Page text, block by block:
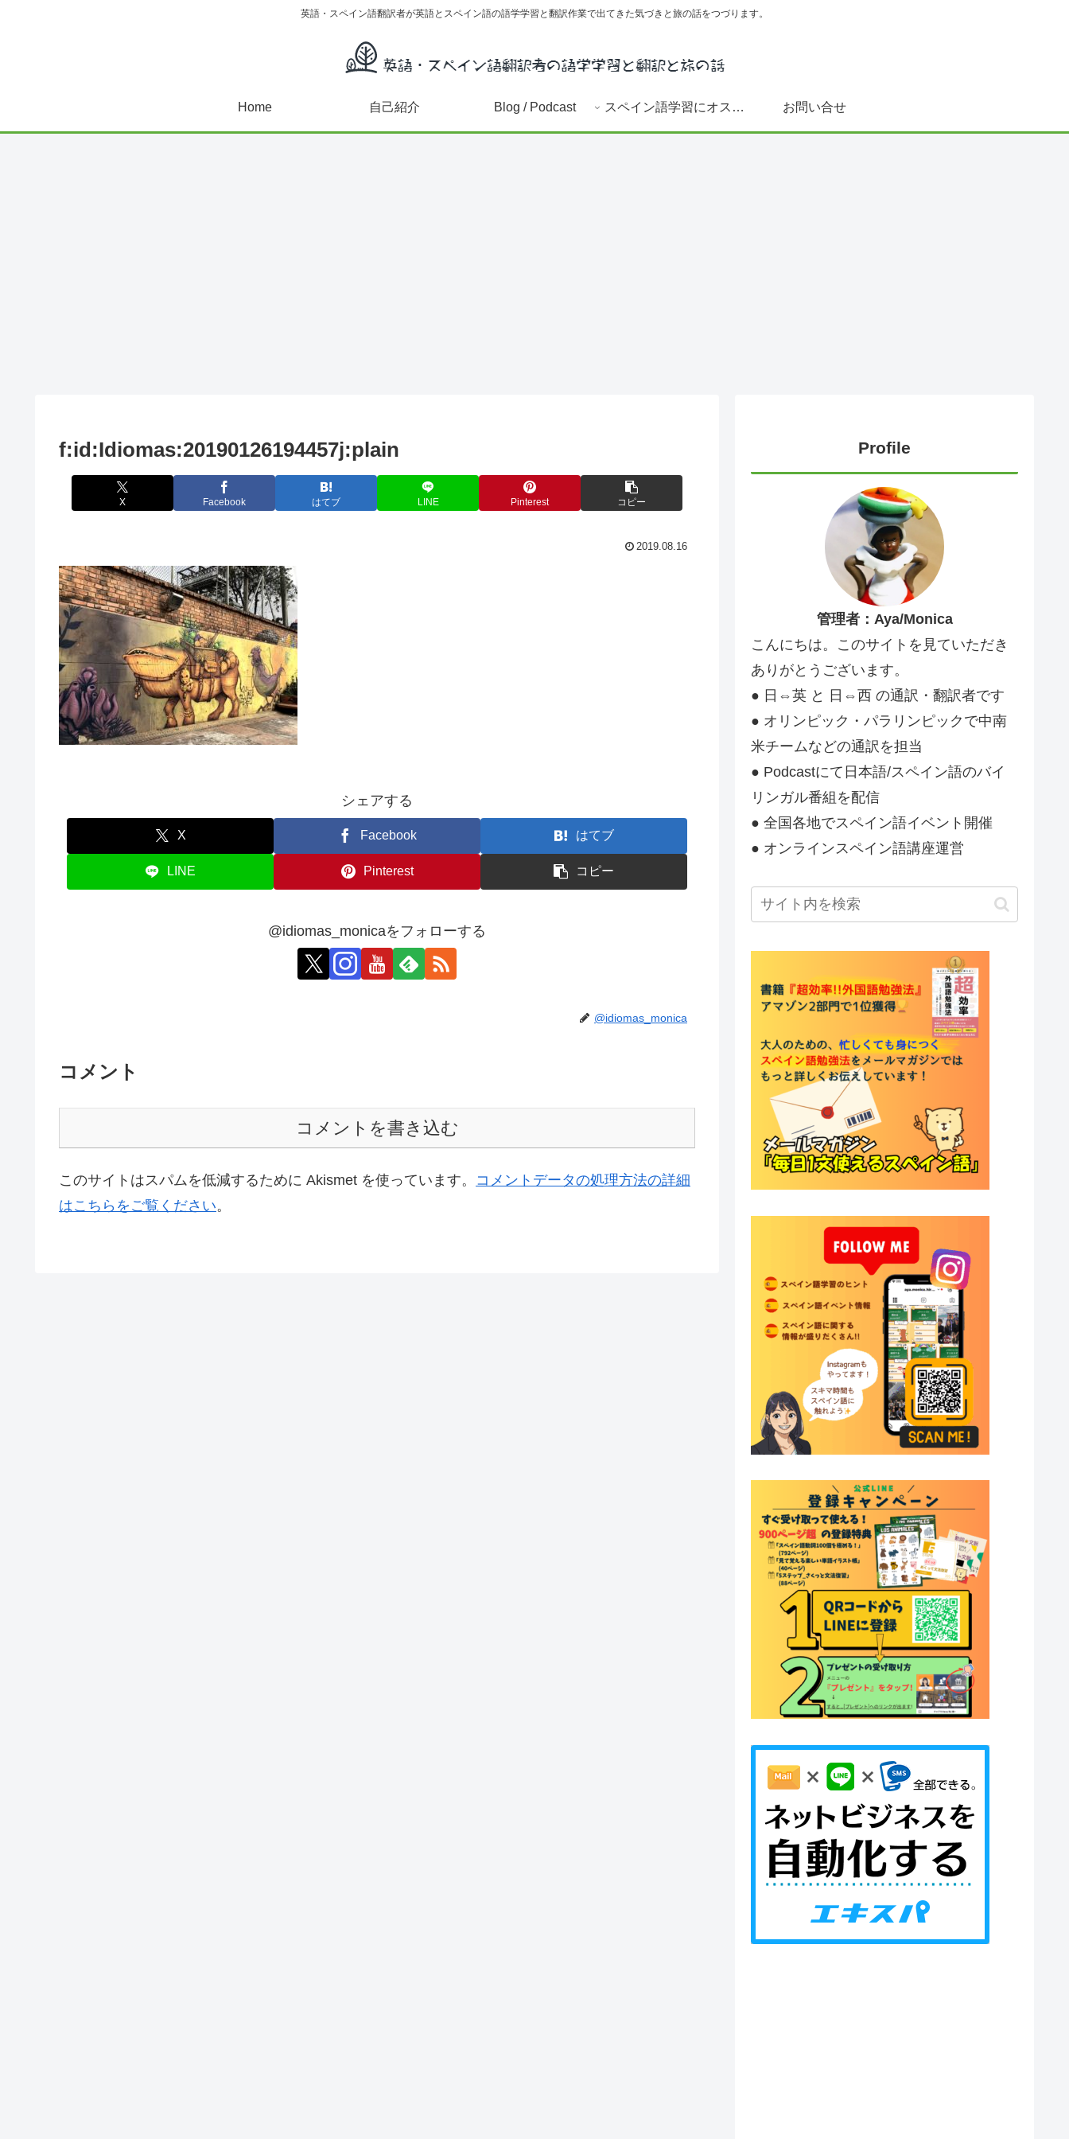
英語・スペイン語翻訳者が英語とスペイン語の語学学習と翻訳作業で出てきた気づきと旅の話をつづります。
Home 自己紹介 Blog / Podcast スペイン語学習にオススメ書籍(文法～DELE対策まで) お問い合せ
f:id:Idiomas:20190126194457j:plain
X Facebook はてブ LINE Pinterest コピー
2019.08.16
シェアする
X Facebook はてブ
LINE Pinterest コピー
@idiomas_monicaをフォローする
@idiomas_monica
コメント
コメントを書き込む
このサイトはスパムを低減するために Akismet を使っています。 コメントデータの処理方法の詳細
はこちらをご覧ください。
Profile
管理者：Aya/Monica
こんにちは。このサイトを見ていただき
ありがとうございます。
● 日⇔英 と 日⇔西 の通訳・翻訳者です
● オリンピック・パラリンピックで中南
米チームなどの通訳を担当
● Podcastにて日本語/スペイン語のバイ
リンガル番組を配信
● 全国各地でスペイン語イベント開催
● オンラインスペイン語講座運営